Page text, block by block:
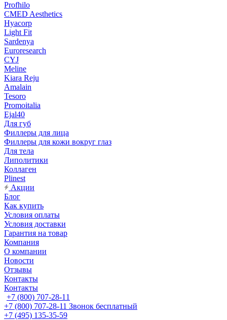
Profhilo
CMED Aesthetics
Hyacorp
Light Fit
Sardenya
Euroresearch
CYJ
Meline
Kiara Reju
Amalain
Tesoro
Promoitalia
Ejal40
Для губ
Филлеры для лица
Филлеры для кожи вокруг глаз
Для тела
Липолитики
Коллаген
Plinest
Акции
Блог
Как купить
Условия оплаты
Условия доставки
Гарантия на товар
Компания
О компании
Новости
Отзывы
Контакты
Контакты
+7 (800) 707-28-11
+7 (800) 707-28-11 Звонок бесплатный
+7 (495) 135-35-59